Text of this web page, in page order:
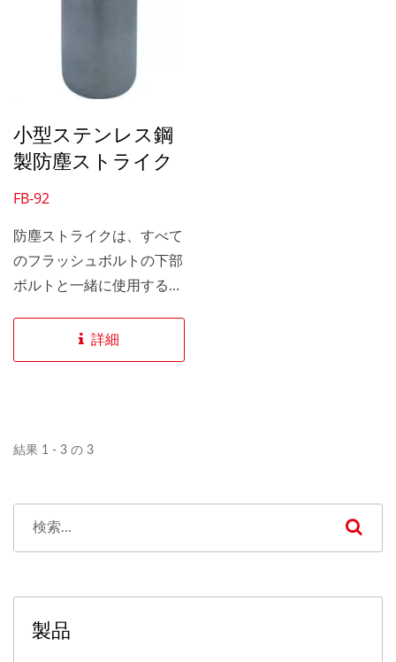
小型ステンレス鋼
製防塵ストライク
FB-92
防塵ストライクは、すべて
のフラッシュボルトの下部
ボルトと一緒に使用するた
防塵ストライクは、仕上げ
られた床の上部とほぼフラ
詳細
結果 1 - 3 の 3
製品